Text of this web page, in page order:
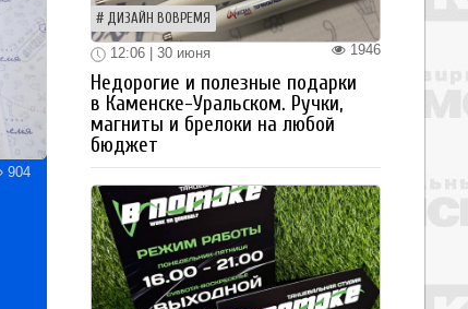
904
ДИЗАЙН ВОВРЕМЯ
1946
12:06 | 30 июня
Недорогие и полезные подарки
в Каменске-Уральском. Ручки,
магниты и брелоки на любой
бюджет